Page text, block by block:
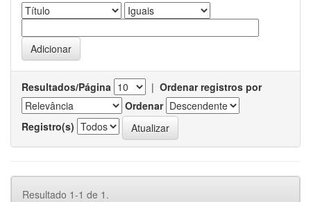
Resultados/Página | Ordenar registros por
Ordenar
Registro(s)
Resultado 1-1 de 1.